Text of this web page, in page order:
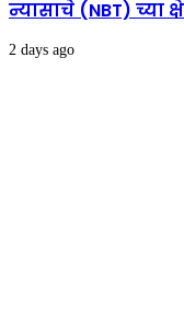
न्यासाचे (NBT) च्या
2 days ago